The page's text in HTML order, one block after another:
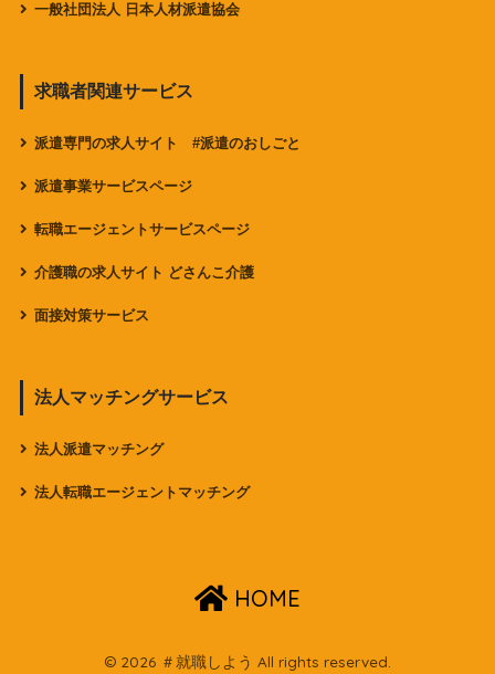
一般社団法人 日本人材派遣協会
求職者関連サービス
派遣専門の求人サイト #派遣のおしごと
派遣事業サービスページ
転職エージェントサービスページ
介護職の求人サイト どさんこ介護
面接対策サービス
法人マッチングサービス
法人派遣マッチング
法人転職エージェントマッチング
HOME
© 2026 ＃就職しよう All rights reserved.